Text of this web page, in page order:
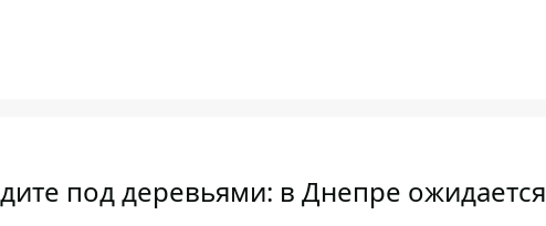
под деревьями: в Днепре ожидается